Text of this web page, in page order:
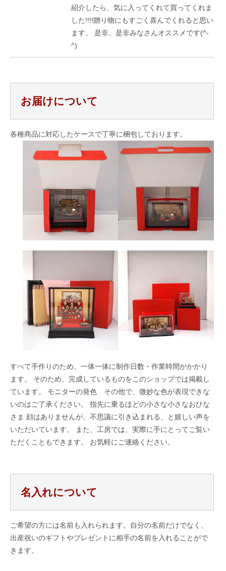
紹介したら、気に入ってくれて買ってくれま
した!!!!贈り物にもすごく喜んでくれると思い
ます。 是非、是非みなさんオススメです(^-
^)
お届けについて
各種商品に対応したケースで丁寧に梱包しております。
すべて手作りのため、一体一体に制作日数・作業時間がかかり
ます。 そのため、完成しているものをこのショップでは掲載し
ています。 モニターの発色 その他で、微妙な色が表現できな
いのはご了承ください。 指先に乗るほどの小さな小さなおひな
さま 顔はありませんが、不思議に引き込まれる、と嬉しい声を
いただいています。 また、工房では、実際に手にとってご覧い
ただくこともできます。 お気軽にご連絡ください。
名入れについて
ご希望の方には名前も入れられます。自分の名前だけでなく、
出産祝いのギフトやプレゼントに相手の名前を入れることがで
きます。